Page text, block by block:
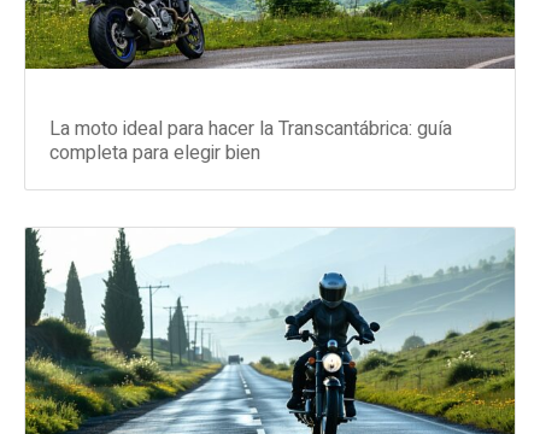
La moto ideal para hacer la Transcantábrica: guía
completa para elegir bien